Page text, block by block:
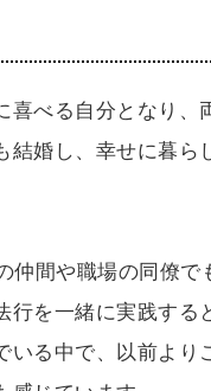
べる自分となり、
婚し、幸せに暮ら
仲間や職場の同僚で
を一緒に実践する
る中で、以前より